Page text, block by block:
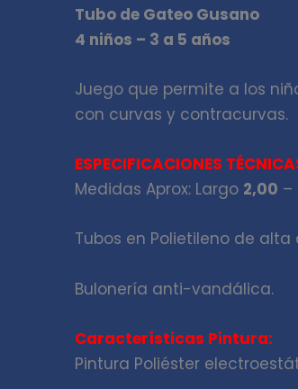
Tubo de Gateo Gusano
4 niños – 3 a 5 años
Juego que permite a los
con curvas y contracurvas.
ESPECIFICACIONES
Medidas Aprox: Largo 2,00 –
Tubos en Polietileno de
Bulonería anti-vandálica.
Características Pintura:
Pintura Poliéster